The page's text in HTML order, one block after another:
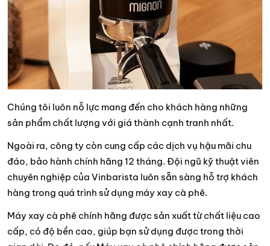
Chúng tôi luôn nỗ lực mang đến cho khách hàng những
sản phẩm chất lượng với giá thành cạnh tranh nhất.
Ngoài ra, công ty còn cung cấp các dịch vụ hậu mãi chu
đáo, bảo hành chính hãng 12 tháng. Đội ngũ kỹ thuật viên
chuyên nghiệp của Vinbarista luôn sẵn sàng hỗ trợ khách
hàng trong quá trình sử dụng máy xay cà phê.
Máy xay cà phê chính hãng được sản xuất từ chất liệu cao
cấp, có độ bền cao, giúp bạn sử dụng được trong thời